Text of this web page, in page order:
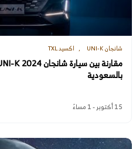
شانجان UNI-K اكسيد TXL
بالسعودية
15 أكتوبر - 1 مساءً